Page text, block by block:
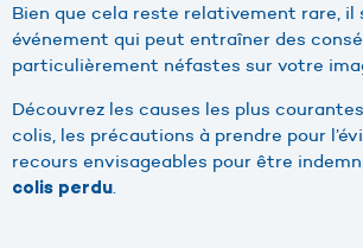
Bien que cela reste relativement rare, il
événement qui peut entraîner des
particulièrement néfastes sur votre
Découvrez les causes les plus
colis, les précautions à prendre pour
recours envisageables pour être
colis perdu.